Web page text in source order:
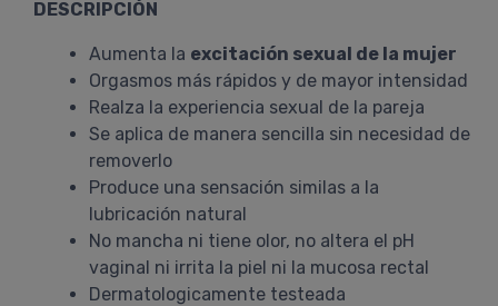
DESCRIPCIÓN
Aumenta la excitación sexual de la mujer
Orgasmos más rápidos y de mayor intensidad
Realza la experiencia sexual de la pareja
Se aplica de manera sencilla sin necesidad de
removerlo
Produce una sensación similas a la
lubricación natural
No mancha ni tiene olor, no altera el pH
vaginal ni irrita la piel ni la mucosa rectal
Dermatologicamente testeada